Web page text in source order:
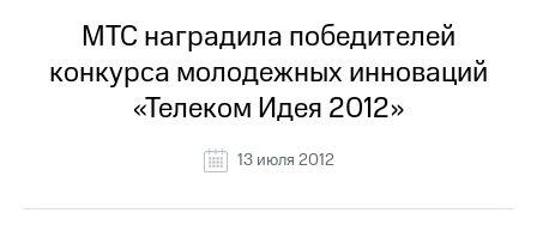
История
компании
Руководство
информация
Пресс-
релизы
о технологиях
МТС наградила победителей
конкурса молодежных инноваций
«Телеком Идея 2012»
13 июля 2012